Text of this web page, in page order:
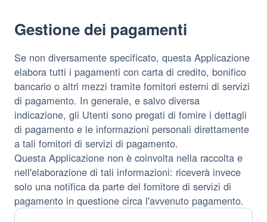
Gestione dei pagamenti
Se non diversamente specificato, questa Applicazione
elabora tutti i pagamenti con carta di credito, bonifico
bancario o altri mezzi tramite fornitori esterni di servizi
di pagamento. In generale, e salvo diversa
indicazione, gli Utenti sono pregati di fornire i dettagli
di pagamento e le informazioni personali direttamente
a tali fornitori di servizi di pagamento.
Questa Applicazione non è coinvolta nella raccolta e
nell'elaborazione di tali informazioni: riceverà invece
solo una notifica da parte del fornitore di servizi di
pagamento in questione circa l'avvenuto pagamento.